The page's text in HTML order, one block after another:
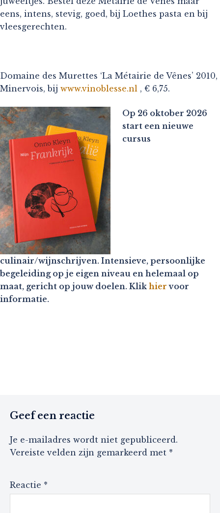
eens, intens, stevig, goed, bij Loethes pasta en bij
vleesgerechten.
Domaine des Murettes ‘La Métairie de Vênes’ 2010,
Minervois, bij www.vinoblesse.nl , € 6,75.
Op 26 oktober 2026
start een nieuwe
cursus
culinair/wijnschrijven. Intensieve, persoonlijke
begeleiding op je eigen niveau en helemaal op
maat, gericht op jouw doelen. Klik hier voor
informatie.
Geef een reactie
Je e-mailadres wordt niet gepubliceerd.
Vereiste velden zijn gemarkeerd met *
Reactie *